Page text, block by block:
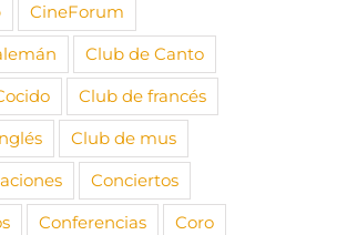
CineForum
Club de Canto
Club de francés
Club de mus
Conciertos
Conferencias
Coro